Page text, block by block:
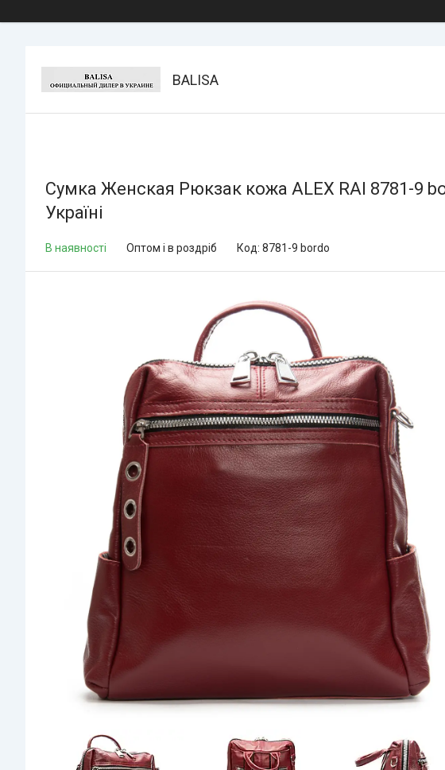
BALISA
Сумка Женская Рюкзак кожа ALEX RAI 8781-9
Україні
В наявності Оптом і в роздріб Код: 8781-9 bordo